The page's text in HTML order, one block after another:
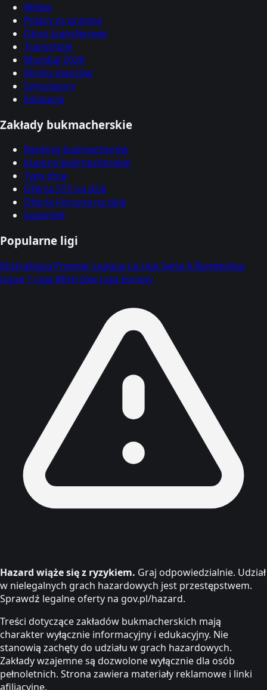
Wideo
Polacy za granicą
Okno transferowe
Transmisje
Mundial 2026
Skróty meczów
Symulatory
Edukacja
Zakłady bukmacherskie
Ranking bukmacherów
Kupony bukmacherskie
Typy dnia
Oferta STS na dziś
Oferta Fortuna na dziś
Superbet
Popularne ligi
Ekstraklasa Premier League La Liga Serie A Bundesliga
Ligue 1 Liga Mistrzów Liga Europy
Hazard wiąże się z ryzykiem. Graj odpowiedzialnie. Udział
w nielegalnych grach hazardowych jest przestępstwem.
Sprawdź legalne oferty na gov.pl/hazard.
Treści dotyczące zakładów bukmacherskich mają
charakter wyłącznie informacyjny i edukacyjny. Nie
stanowią zachęty do udziału w grach hazardowych.
Zakłady wzajemne są dozwolone wyłącznie dla osób
pełnoletnich. Strona zawiera materiały reklamowe i linki
afiliacyjne.